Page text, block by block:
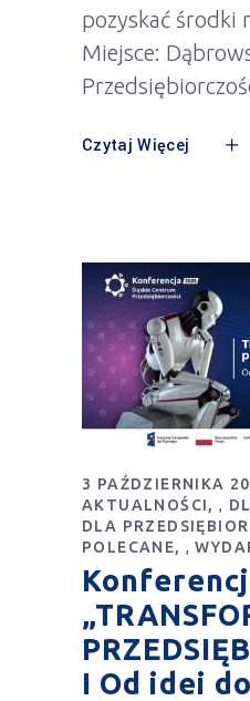
pozyskać środki
Miejsce:
Czytaj Więcej
3 PAŹDZIERNIKA
AKTUALNOŚCI
DLA
POLECANE
,
I Od idei